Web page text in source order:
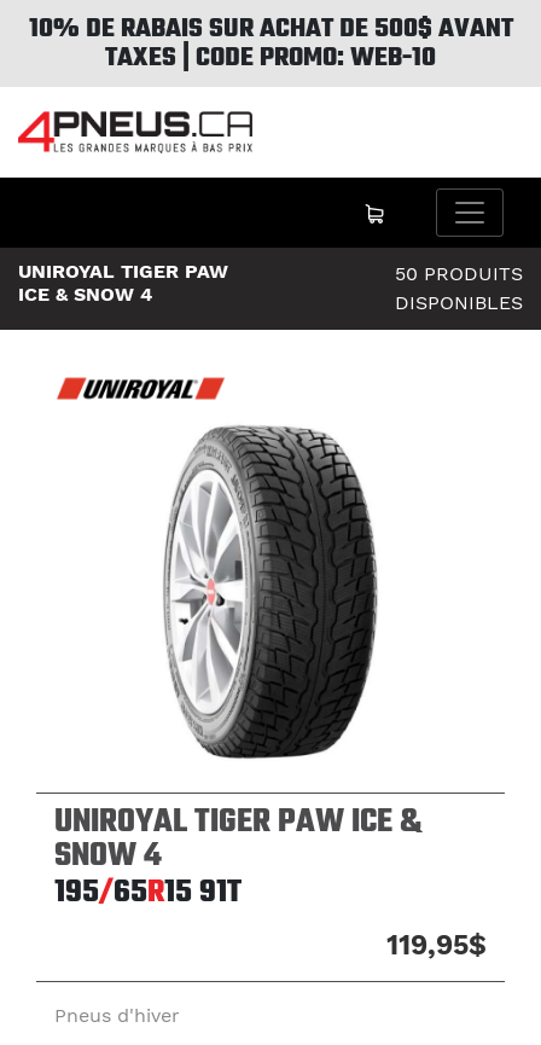
10% DE RABAIS SUR ACHAT DE 500$ AVANT
TAXES | CODE PROMO: WEB-10
UNIROYAL TIGER PAW
ICE & SNOW 4
50 PRODUITS
DISPONIBLES
UNIROYAL TIGER PAW ICE &
SNOW 4
195/65R1591T
119,95$
Pneus d'hiver